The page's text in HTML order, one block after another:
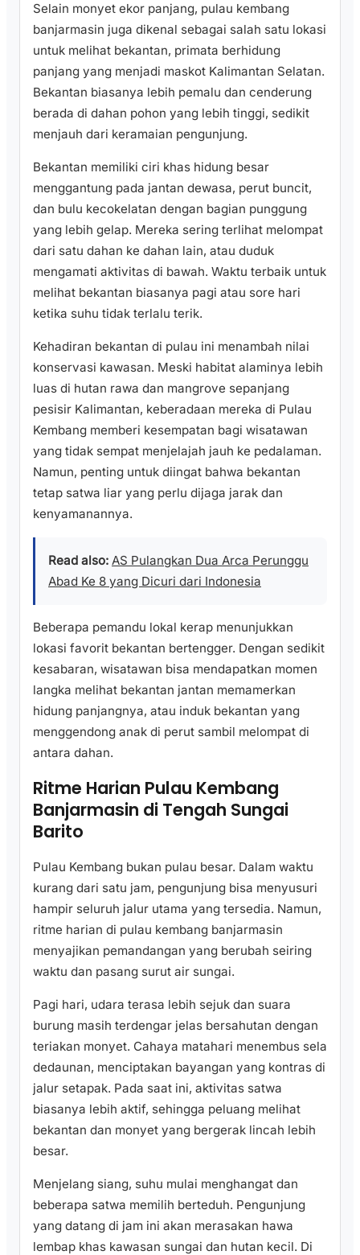
Selain monyet ekor panjang, pulau kembang
banjarmasin juga dikenal sebagai salah satu lokasi
untuk melihat bekantan, primata berhidung
panjang yang menjadi maskot Kalimantan Selatan.
Bekantan biasanya lebih pemalu dan cenderung
berada di dahan pohon yang lebih tinggi, sedikit
menjauh dari keramaian pengunjung.
Bekantan memiliki ciri khas hidung besar
menggantung pada jantan dewasa, perut buncit,
dan bulu kecokelatan dengan bagian punggung
yang lebih gelap. Mereka sering terlihat melompat
dari satu dahan ke dahan lain, atau duduk
mengamati aktivitas di bawah. Waktu terbaik untuk
melihat bekantan biasanya pagi atau sore hari
ketika suhu tidak terlalu terik.
Kehadiran bekantan di pulau ini menambah nilai
konservasi kawasan. Meski habitat alaminya lebih
luas di hutan rawa dan mangrove sepanjang
pesisir Kalimantan, keberadaan mereka di Pulau
Kembang memberi kesempatan bagi wisatawan
yang tidak sempat menjelajah jauh ke pedalaman.
Namun, penting untuk diingat bahwa bekantan
tetap satwa liar yang perlu dijaga jarak dan
kenyamanannya.
Read also: AS Pulangkan Dua Arca Perunggu
Abad Ke 8 yang Dicuri dari Indonesia
Beberapa pemandu lokal kerap menunjukkan
lokasi favorit bekantan bertengger. Dengan sedikit
kesabaran, wisatawan bisa mendapatkan momen
langka melihat bekantan jantan memamerkan
hidung panjangnya, atau induk bekantan yang
menggendong anak di perut sambil melompat di
antara dahan.
Ritme Harian Pulau Kembang
Banjarmasin di Tengah Sungai
Barito
Pulau Kembang bukan pulau besar. Dalam waktu
kurang dari satu jam, pengunjung bisa menyusuri
hampir seluruh jalur utama yang tersedia. Namun,
ritme harian di pulau kembang banjarmasin
menyajikan pemandangan yang berubah seiring
waktu dan pasang surut air sungai.
Pagi hari, udara terasa lebih sejuk dan suara
burung masih terdengar jelas bersahutan dengan
teriakan monyet. Cahaya matahari menembus sela
dedaunan, menciptakan bayangan yang kontras di
jalur setapak. Pada saat ini, aktivitas satwa
biasanya lebih aktif, sehingga peluang melihat
bekantan dan monyet yang bergerak lincah lebih
besar.
Menjelang siang, suhu mulai menghangat dan
beberapa satwa memilih berteduh. Pengunjung
yang datang di jam ini akan merasakan hawa
lembap khas kawasan sungai dan hutan kecil. Di